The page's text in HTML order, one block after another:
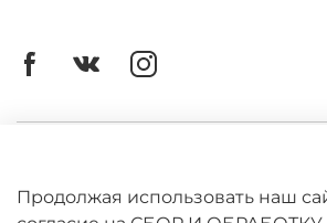
Оферта
Продолжая использовать наш